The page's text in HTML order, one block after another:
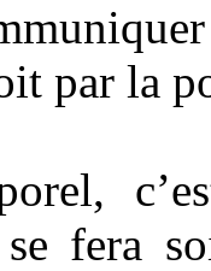
par la
se fera